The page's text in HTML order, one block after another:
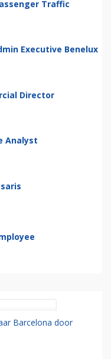
Traffic
Executive Benelux
Director
Analyst
Barcelona door